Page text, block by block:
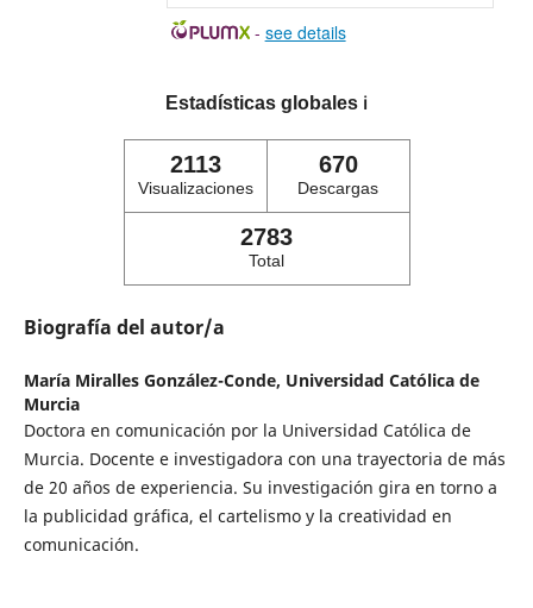
- see details
Estadísticas globales ℹ️
2113
Visualizaciones
670
Descargas
2783
Total
Biografía del autor/a
María Miralles González-Conde, Universidad Católica de
Murcia
Doctora en comunicación por la Universidad Católica de
Murcia. Docente e investigadora con una trayectoria de más
de 20 años de experiencia. Su investigación gira en torno a
la publicidad gráfica, el cartelismo y la creatividad en
comunicación.